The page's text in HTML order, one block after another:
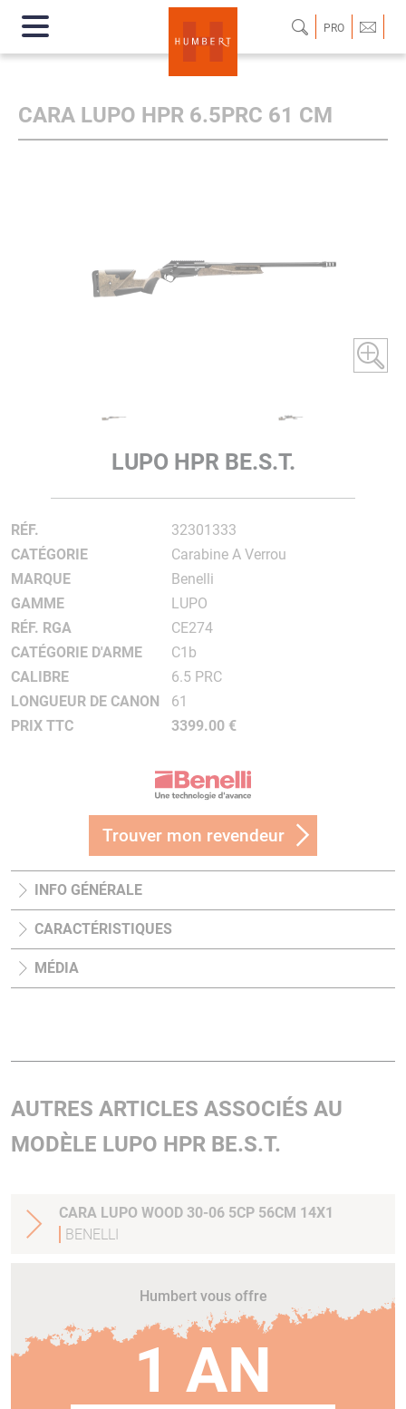
PRO
CARA LUPO HPR 6.5PRC 61 CM
LUPO HPR BE.S.T.
RÉF.
32301333
CATÉGORIE
Carabine A Verrou
MARQUE
Benelli
GAMME
LUPO
RÉF. RGA
CE274
CATÉGORIE D'ARME
C1b
CALIBRE
6.5 PRC
LONGUEUR DE CANON
61
PRIX TTC
3399.00 €
Trouver mon revendeur
INFO GÉNÉRALE
CARACTÉRISTIQUES
MÉDIA
AUTRES ARTICLES ASSOCIÉS AU
MODÈLE LUPO HPR BE.S.T.
CARA LUPO WOOD 30-06 5CP 56CM 14X1
BENELLI
Humbert vous offre
1 AN